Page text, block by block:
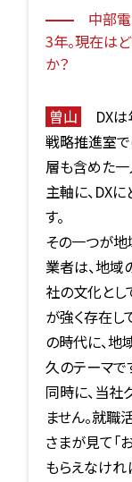
中部
3年。現在は
か？
曽山
DX
戦略推進室で
層も含めた一
主軸に、DX
す。
その一つが地
業者は、地域
社の文化とし
が強く存在し
の時代に、地
久のテーマで
同時に、当社
ません。就
さまが見て「
もらえなけれ